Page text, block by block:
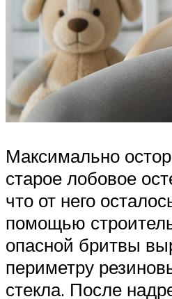
Максимально
старое лобовое
что от него
помощью
опасной бритвы
периметру
стекла. После